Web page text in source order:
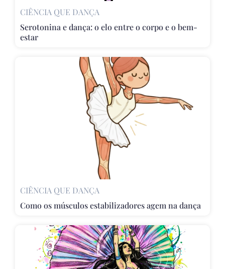
CIÊNCIA QUE DANÇA
Serotonina e dança: o elo entre o corpo e o bem-
estar
CIÊNCIA QUE DANÇA
Como os músculos estabilizadores agem na dança